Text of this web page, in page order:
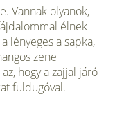
Vannak olyanok,
élnek
lényeges a sapka,
zene
hogy a zajjal járó
füldugóval.